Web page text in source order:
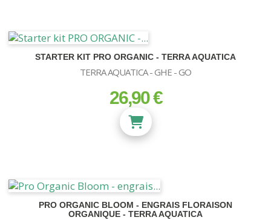
STARTER KIT PRO ORGANIC - TERRA AQUATICA
TERRA AQUATICA - GHE - GO
prix
26,90 €
PRO ORGANIC BLOOM - ENGRAIS FLORAISON
ORGANIQUE - TERRA AQUATICA